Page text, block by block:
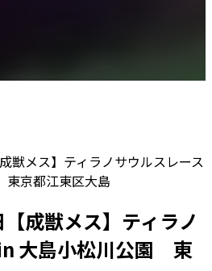
獣メス】ティラノサウルスレース
京都江東区大島
成獣メス】ティラノ
大島小松川公園 東